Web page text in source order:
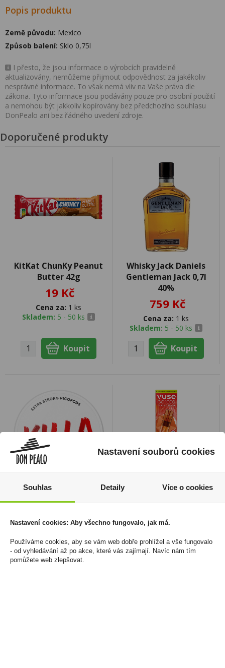
Popis produktu
Země původu: Mexico
Způsob balení: Sklo 0,75l
I přesto, že jsou informace o výrobcích pravidelně
aktualizovány, nemůžeme přijmout odpovědnost za jakékoliv
nesprávné informace. To však nemá vliv na Vaše práva dle
zákona. Tyto informace jsou podávány pouze pro osobní použití
a nemohou být jakkoliv kopírovány bez předchozího souhlasu
DonPealo ani bez řádného uvedení zdroje.
Doporučené produkty
KitKat ChunKy Peanut
Butter 42g
19 Kč
Cena za: 1 ks
Skladem: 5 - 50 ks
Whisky Jack Daniels
Gentleman Jack 0,7l
40%
759 Kč
Cena za: 1 ks
Skladem: 5 - 50 ks
Killa Cold Mint
11,55mg/sáček
133 Kč
Skladem:100 - 500 ks
Elektronická cigareta
20mg/ml
219 Kč
Cena za:
Nastavení souborů cookies
Souhlas Detaily Více o cookies
Nastavení cookies: Aby všechno fungovalo, jak má.
Používáme cookies, aby se vám web dobře prohlížel a vše fungovalo
- od vyhledávání až po akce, které vás zajímají. Navíc nám tím
pomůžete web zlepšovat.